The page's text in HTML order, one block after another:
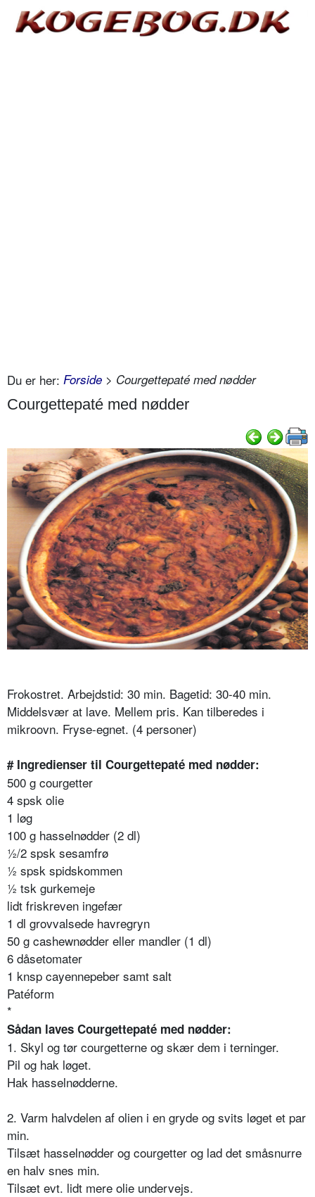
Du er her: Forside > Courgettepaté med nødder
Courgettepaté med nødder
Frokostret. Arbejdstid: 30 min. Bagetid: 30-40 min.
Middelsvær at lave. Mellem pris. Kan tilberedes i
mikroovn. Fryse-egnet. (4 personer)
# Ingredienser til Courgettepaté med nødder:
500 g courgetter
4 spsk olie
1 løg
100 g hasselnødder (2 dl)
½/2 spsk sesamfrø
½ spsk spidskommen
½ tsk gurkemeje
lidt friskreven ingefær
1 dl grovvalsede havregryn
50 g cashewnødder eller mandler (1 dl)
6 dåsetomater
1 knsp cayennepeber samt salt
Patéform
*
Sådan laves Courgettepaté med nødder:
1. Skyl og tør courgetterne og skær dem i terninger.
Pil og hak løget.
Hak hasselnødderne.
2. Varm halvdelen af olien i en gryde og svits løget et par
min.
Tilsæt hasselnødder og courgetter og lad det småsnurre
en halv snes min.
Tilsæt evt. lidt mere olie undervejs.